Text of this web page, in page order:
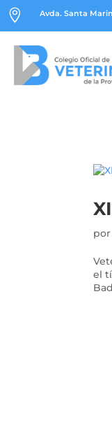
 Avda. Santa
por
el